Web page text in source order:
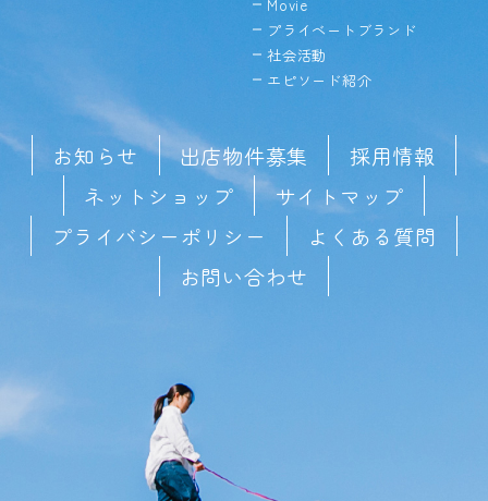
Movie
プライベートブランド
社会活動
エピソード紹介
お知らせ 出店物件募集
採用情報
ネットショップ
サイトマップ
プライバシーポリシー
よくある質問
お問い合わせ